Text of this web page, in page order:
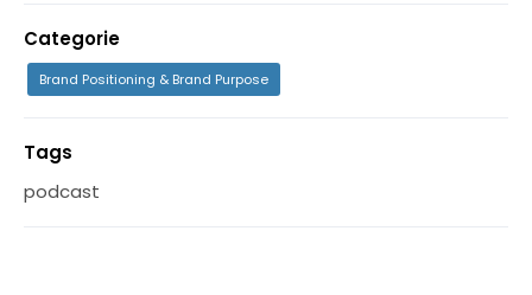
Categorie
Brand Positioning & Brand Purpose
Tags
podcast